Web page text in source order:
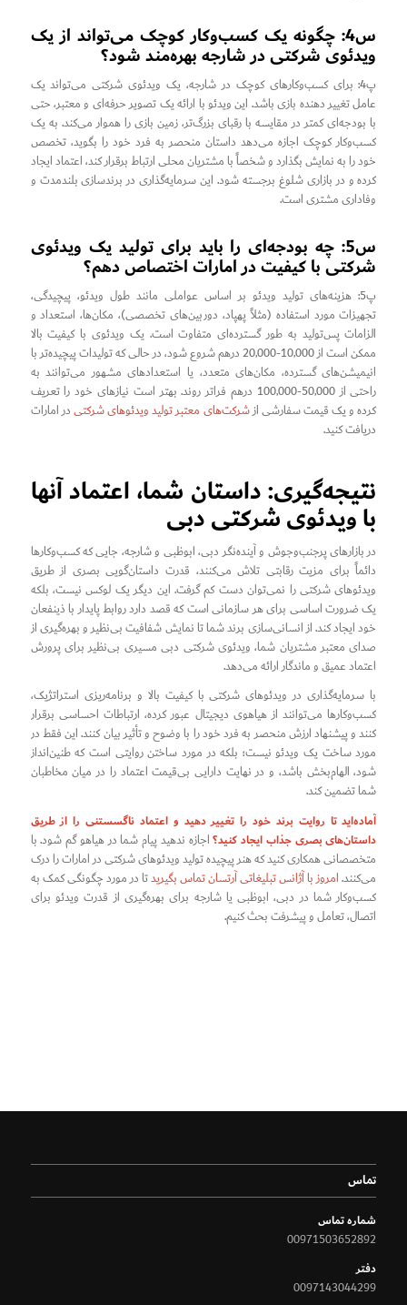
س4: چگونه یک کسب‌وکار کوچک می‌تواند از یک
ویدئوی شرکتی در شارجه بهره‌مند شود؟
پ4: برای کسب‌وکارهای کوچک در شارجه، یک ویدئوی شرکتی می‌تواند یک
عامل تغییر دهنده بازی باشد. این ویدئو با ارائه یک تصویر حرفه‌ای و معتبر، حتی
با بودجه‌ای کمتر در مقایسه با رقبای بزرگ‌تر، زمین بازی را هموار می‌کند. به یک
کسب‌وکار کوچک اجازه می‌دهد داستان منحصر به فرد خود را بگوید، تخصص
خود را به نمایش بگذارد و شخصاً با مشتریان محلی ارتباط برقرار کند، اعتماد ایجاد
کرده و در بازاری شلوغ برجسته شود. این سرمایه‌گذاری در برندسازی بلندمدت و
وفاداری مشتری است.
س5: چه بودجه‌ای را باید برای تولید یک ویدئوی
شرکتی با کیفیت در امارات اختصاص دهم؟
پ5: هزینه‌های تولید ویدئو بر اساس عواملی مانند طول ویدئو، پیچیدگی،
تجهیزات مورد استفاده (مثلاً پهپاد، دوربین‌های تخصصی)، مکان‌ها، استعداد و
الزامات پس‌تولید به طور گسترده‌ای متفاوت است. یک ویدئوی با کیفیت بالا
ممکن است از 10,000-20,000 درهم شروع شود، در حالی که تولیدات پیچیده‌تر با
انیمیشن‌های گسترده، مکان‌های متعدد، یا استعدادهای مشهور می‌توانند به
راحتی از 50,000-100,000 درهم فراتر روند. بهتر است نیازهای خود را تعریف
کرده و یک قیمت سفارشی ازشرکت‌های معتبر تولید ویدئوهای شرکتیدر امارات
دریافت کنید.
نتیجه‌گیری: داستان شما، اعتماد آنها
با ویدئوی شرکتی دبی
در بازارهای پرجنب‌وجوش و آینده‌نگر دبی، ابوظبی و شارجه، جایی که کسب‌وکارها
دائماً برای مزیت رقابتی تلاش می‌کنند، قدرت داستان‌گویی بصری از طریق
ویدئوهای شرکتی را نمی‌توان دست کم گرفت. این دیگر یک لوکس نیست، بلکه
یک ضرورت اساسی برای هر سازمانی است که قصد دارد روابط پایدار با ذینفعان
خود ایجاد کند. از انسانی‌سازی برند شما تا نمایش شفافیت بی‌نظیر و بهره‌گیری از
صدای معتبر مشتریان شما، ویدئوی شرکتی دبی مسیری بی‌نظیر برای پرورش
اعتماد عمیق و ماندگار ارائه می‌دهد.
با سرمایه‌گذاری در ویدئوهای شرکتی با کیفیت بالا و برنامه‌ریزی استراتژیک،
کسب‌وکارها می‌توانند از هیاهوی دیجیتال عبور کرده، ارتباطات احساسی برقرار
کنند و پیشنهاد ارزش منحصر به فرد خود را با وضوح و تأثیر بیان کنند. این فقط در
مورد ساخت یک ویدئو نیست؛ بلکه در مورد ساختن روایتی است که طنین‌انداز
شود، الهام‌بخش باشد، و در نهایت دارایی بی‌قیمت اعتماد را در میان مخاطبان
شما تضمین کند.
آماده‌اید تا روایت برند خود را تغییر دهید و اعتماد ناگسستنی را از طریق
داستان‌های بصری جذاب ایجاد کنید؟اجازه ندهید پیام شما در هیاهو گم شود. با
متخصصانی همکاری کنید که هنر پیچیده تولید ویدئوهای شرکتی در امارات را درک
می‌کنند.امروز با آژانس تبلیغاتی آرتسان تماس بگیریدتا در مورد چگونگی کمک به
کسب‌وکار شما در دبی، ابوظبی یا شارجه برای بهره‌گیری از قدرت ویدئو برای
اتصال، تعامل و پیشرفت بحث کنیم.
تماس
شماره تماس
00971503652892
دفتر
0097143044299